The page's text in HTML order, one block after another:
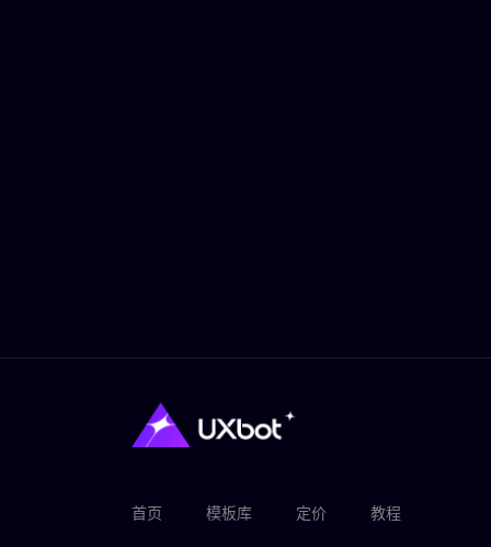
首页 模板库 定价 教程